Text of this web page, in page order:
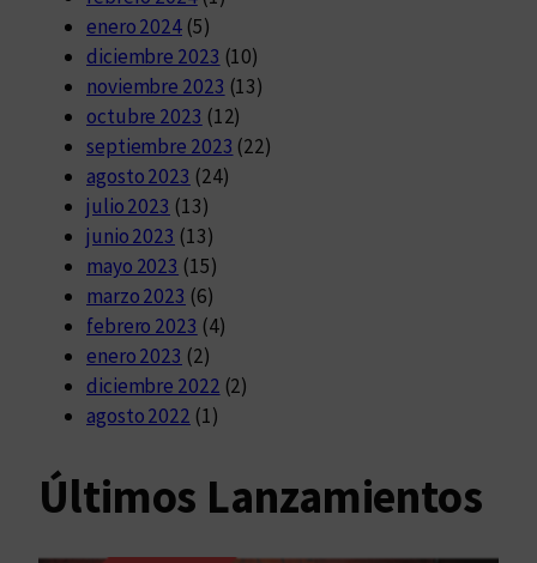
enero 2024 (5)
diciembre 2023 (10)
noviembre 2023 (13)
octubre 2023 (12)
septiembre 2023 (22)
agosto 2023 (24)
julio 2023 (13)
junio 2023 (13)
mayo 2023 (15)
marzo 2023 (6)
febrero 2023 (4)
enero 2023 (2)
diciembre 2022 (2)
agosto 2022 (1)
Últimos Lanzamientos